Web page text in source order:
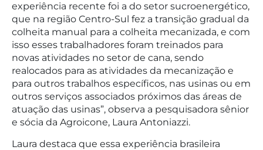
experiência recente foi a do setor sucroenergético,
que na região Centro-Sul fez a transição gradual da
colheita manual para a colheita mecanizada, e com
isso esses trabalhadores foram treinados para
novas atividades no setor de cana, sendo
realocados para as atividades da mecanização e
para outros trabalhos específicos, nas usinas ou em
outros serviços associados próximos das áreas de
atuação das usinas”, observa a pesquisadora sênior
e sócia da Agroicone, Laura Antoniazzi.
Laura destaca que essa experiência brasileira